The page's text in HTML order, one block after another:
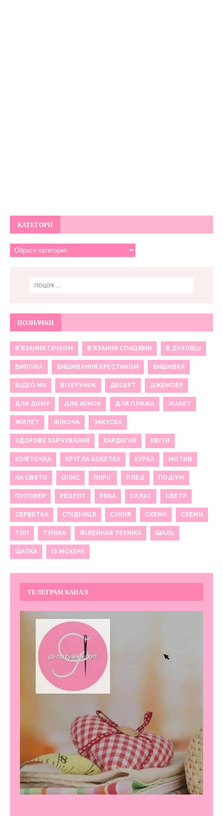
КАТЕГОРІЇ
ПОЗНАЧКИ
В'ЯЗАННЯ ГАЧКОМ В'ЯЗАННЯ СПИЦЯМИ В ДУХОВЦІ
ВИПІЧКА ВИШИВАННЯ ХРЕСТИКОМ ВИШИВКА
ВІДЕО МК ВІЗЕРУНОК ДЕСЕРТ ДЖЕМПЕР
ДЛЯ ДОМУ ДЛЯ ЖІНОК ДЛЯ ПЛЯЖА ЖАКЕТ
ЖИЛЕТ ЖІНОЧА ЗАКУСКА
ЗДОРОВЕ ХАРЧУВАННЯ КАРДИГАН КВІТИ
КОФТОЧКА КРУГЛА КОКЕТКА КУРКА МОТИВ
НА СВЯТО ОПИС ПИРІГ ПЛЕД ПОДІУМ
ПУЛОВЕР РЕЦЕПТ РИБА САЛАТ СВЕТР
СЕРВЕТКА СПІДНИЦЯ СУКНЯ СХЕМА СХЕМИ
ТОП ТУНІКА ФІЛЕЙНАЯ ТЕХНІКА ШАЛЬ
ШАПКА ІЗ МОХЕРА
ТЕЛЕГРАМ КАНАЛ